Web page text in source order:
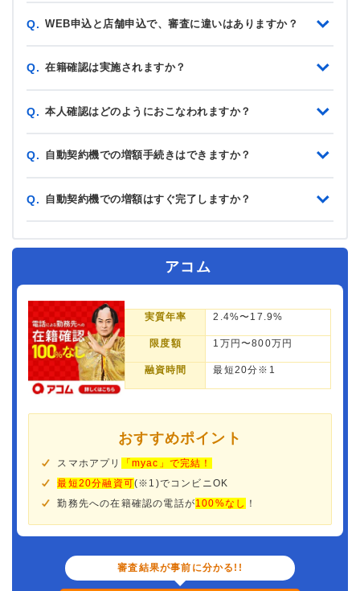
Q. WEB申込と店舗申込で、審査に違いはありますか？
Q. 在籍確認は実施されますか？
Q. 本人確認はどのようにおこなわれますか？
Q. 自動契約機での増額手続きはできますか？
Q. 自動契約機での増額はすぐ完了しますか？
アコム
実質年率 2.4%〜17.9%
限度額 1万円〜800万円
融資時間 最短20分※1
おすすめポイント
スマホアプリ
「myac」で完結！
最短20分融資可(※1)でコンビニOK
勤務先への在籍確認の電話が100%なし ！
審査結果が事前に分かる!!